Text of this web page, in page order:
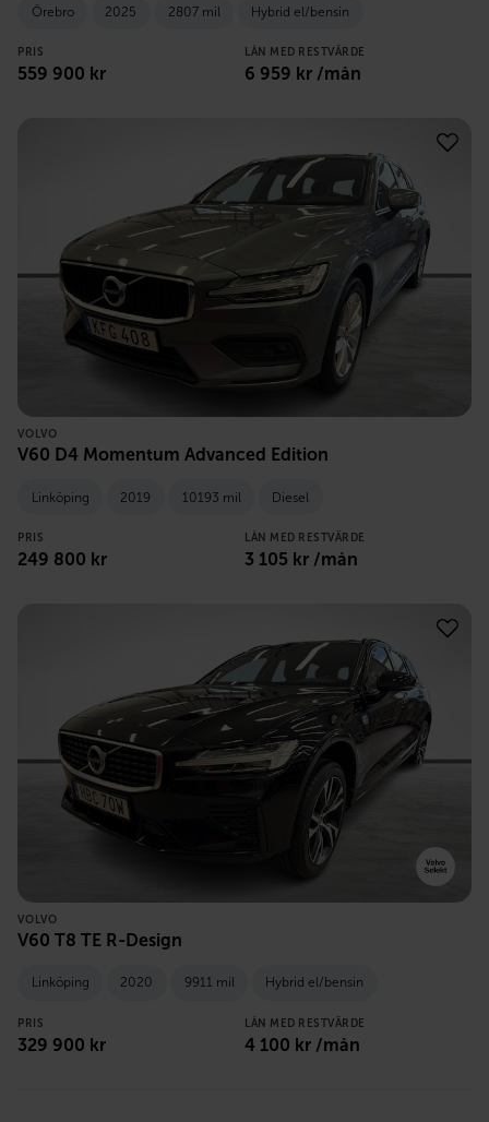
Örebro 2025 2807 mil Hybrid el/bensin
PRIS
559 900 kr
LÅN MED RESTVÄRDE
6 959 kr /mån
VOLVO
V60 D4 Momentum Advanced Edition
Linköping 2019 10193 mil Diesel
PRIS
249 800 kr
LÅN MED RESTVÄRDE
3 105 kr /mån
VOLVO
V60 T8 TE R-Design
Linköping 2020 9911 mil Hybrid el/bensin
PRIS
329 900 kr
LÅN MED RESTVÄRDE
4 100 kr /mån